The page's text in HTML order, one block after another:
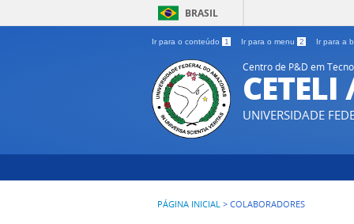
BRASIL
Ir para o conteúdo 1 Ir para o menu 2 Ir para a
Centro de P&D em
UNIVERSIDADE
PÁGINA INICIAL > COLABORADORES